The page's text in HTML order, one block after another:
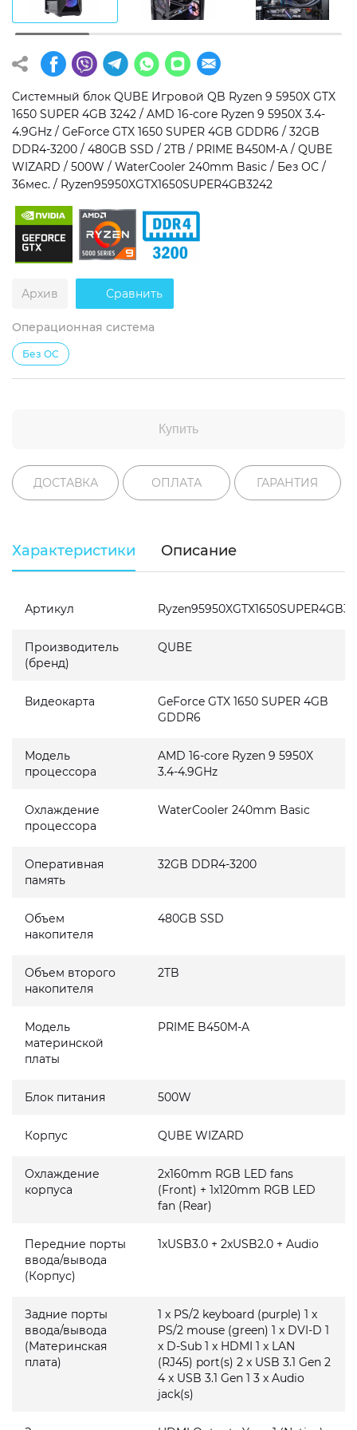
Операционная система
Windows 11 Home
Windows 11 Pro
Без ОС
Тип накопителя
SSD
HDD
SSD + HDD
Дополнительно
RGB-подсветка
Разблокированный множитель CPU
Сверхбыстрый M.2 SSD NVME
Системный блок QUBE Игровой QB Ryzen 9 5950X GTX
1650 SUPER 4GB 3242 / AMD 16-core Ryzen 9 5950X 3.4-
4.9GHz / GeForce GTX 1650 SUPER 4GB GDDR6 / 32GB
DDR4-3200 / 480GB SSD / 2TB / PRIME B450M-A / QUBE
WIZARD / 500W / WaterCooler 240mm Basic / Без ОС /
36мес. / Ryzen95950XGTX1650SUPER4GB3242
Архив Сравнить
Операционная система
Без ОС
Купить
ДОСТАВКА ОПЛАТА ГАРАНТИЯ
Характеристики Описание
Артикул
Производитель
(бренд)
QUBE
Видеокарта
GeForce GTX 1650 SUPER 4GB
GDDR6
Модель
процессора
AMD 16-core Ryzen 9 5950X
3.4-4.9GHz
Охлаждение
процессора
WaterCooler 240mm Basic
Оперативная
память
32GB DDR4-3200
Объем
накопителя
480GB SSD
Объем второго
накопителя
2TB
Модель
материнской
платы
PRIME B450M-A
Блок питания 500W
Корпус QUBE WIZARD
Охлаждение
корпуса
2x160mm RGB LED fans
(Front) + 1x120mm RGB LED
fan (Rear)
Передние порты
ввода/вывода
(Корпус)
1xUSB3.0 + 2xUSB2.0 + Audio
Задние порты
ввода/вывода
(Материнская
плата)
1 x PS/2 keyboard (purple) 1 x
PS/2 mouse (green) 1 x DVI-D 1
x D-Sub 1 x HDMI 1 x LAN
(RJ45) port(s) 2 x USB 3.1 Gen 2
4 x USB 3.1 Gen 1 3 x Audio
jack(s)